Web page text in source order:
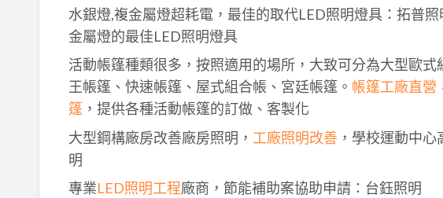
水銀燈,複金屬燈超耗電，最佳的取代LED照明燈具：拓普
金屬燈的最佳LED照明燈具
活動帳篷種類很多，按照適用的場所，大致可分為大型歐
王帳篷、快速帳篷、屋式組合帳、宮廷帳篷。 帳篷工廠直營
篷，提供各種活動帳篷的訂做、客製化
大型鋼構廠房改善廠房照明， 工廠照明改善，學校運動中心
明
專業LED照明工程廠商，節能補助案協助申請：台鈺照明